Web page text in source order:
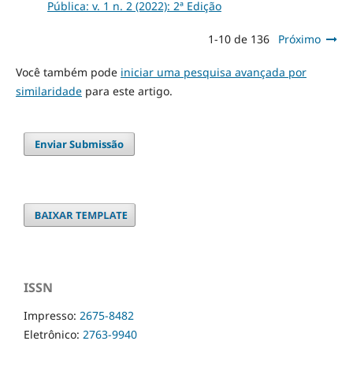
Pública: v. 1 n. 2 (2022): 2ª Edição
1-10 de 136 Próximo
Você também pode iniciar uma pesquisa avançada por
similaridadepara este artigo.
Enviar Submissão
ISSN
Impresso: 2675-8482
Eletrônico: 2763-9940